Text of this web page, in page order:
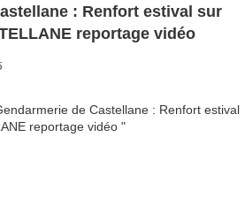
estival sur
de CASTELLANE reportage vidéo